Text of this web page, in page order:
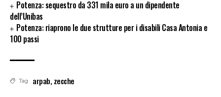
Potenza: sequestro da 331 mila euro a un dipendente
dell’Unibas
Potenza: riaprono le due strutture per i disabili Casa Antonia e
100 passi
Tag arpab, zecche